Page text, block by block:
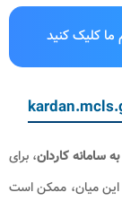
ما کلیک کنید
سامانه کاردان، برای
این میان، ممکن است